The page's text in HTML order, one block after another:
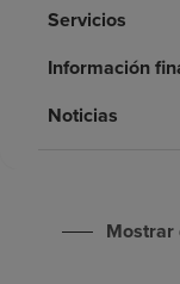
Acerca de nosotros
Servicios
Información
Noticias
Mostrar